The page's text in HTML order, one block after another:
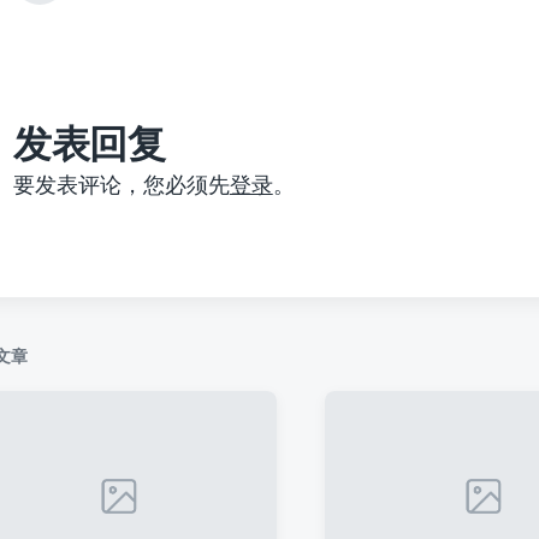
篇
发表回复
要发表评论，您必须先登录。
章